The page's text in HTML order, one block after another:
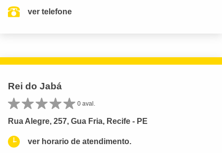
ver telefone
Rei do Jabá
0 aval.
Rua Alegre, 257, Gua Fria, Recife - PE
ver horario de atendimento.